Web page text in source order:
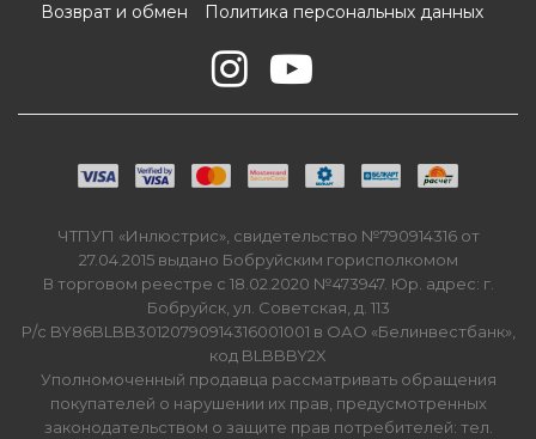
Возврат и обмен
Политика персональных данных
ЧТПУП «Инлюстрис», свидетельство №790914316 от
27.04.2015 выдано Бобруйским горисполкомом
В торговом реестре с 18.02.2020 №473947. Юр. адрес: г.
Бобруйск, ул. Советская, д. 113
Р/с BY86BLBB30120790914316001001 в ОАО «Белинвестбанк»,
код BLBBBY2X
Уполномоченный продавца рассматривать обращения
покупателей о нарушении их прав, предусмотренных
законодательством о защите прав потребителей: тел.